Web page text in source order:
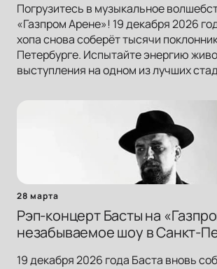
Погрузитесь в музыкальное
«Газпром Арене»! 19 декабря 2026
хопа снова соберёт тысячи
Петербурге. Испытайте энергию
выступления на одном из лучших
28 марта
Рэп-концерт Басты на
незабываемое шоу в Санкт-
19 декабря 2026 года Баста вновь